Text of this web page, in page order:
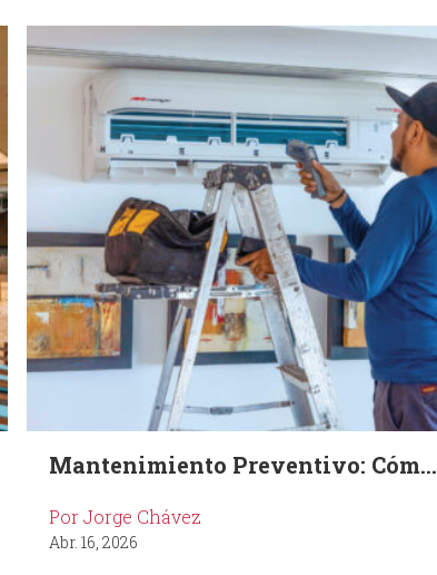
Mantenimiento Preventivo: Cóm...
Por Jorge Chávez
Abr. 16, 2026